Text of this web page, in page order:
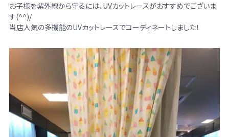
お子様を紫外線から守るには、UVカットレースがおすすめでございま
す(^^)/
当店人気の多機能のUVカットレースでコーディネートしました！